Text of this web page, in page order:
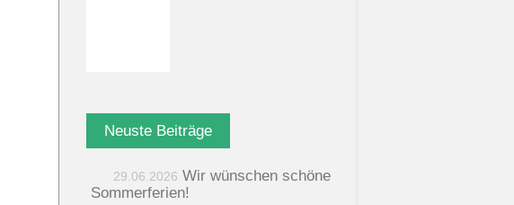
Neuste Beiträge
29.06.2026 Wir wünschen schöne
Sommerferien!